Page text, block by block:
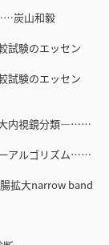
炭山和毅
験のエッセン
験のエッセン
内視鏡分類―……
アルゴリズム……
拡大narrow band